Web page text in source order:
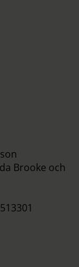
Brooke och